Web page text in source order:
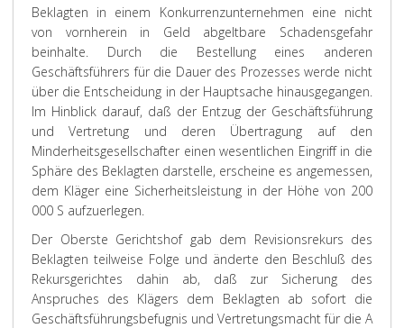
Beklagten in einem Konkurrenzunternehmen eine nicht
von vornherein in Geld abgeltbare Schadensgefahr
beinhalte. Durch die Bestellung eines anderen
Geschäftsführers für die Dauer des Prozesses werde nicht
über die Entscheidung in der Hauptsache hinausgegangen.
Im Hinblick darauf, daß der Entzug der Geschäftsführung
und Vertretung und deren Übertragung auf den
Minderheitsgesellschafter einen wesentlichen Eingriff in die
Sphäre des Beklagten darstelle, erscheine es angemessen,
dem Kläger eine Sicherheitsleistung in der Höhe von 200
000 S aufzuerlegen.
Der Oberste Gerichtshof gab dem Revisionsrekurs des
Beklagten teilweise Folge und änderte den Beschluß des
Rekursgerichtes dahin ab, daß zur Sicherung des
Anspruches des Klägers dem Beklagten ab sofort die
Geschäftsführungsbefugnis und Vertretungsmacht für die A